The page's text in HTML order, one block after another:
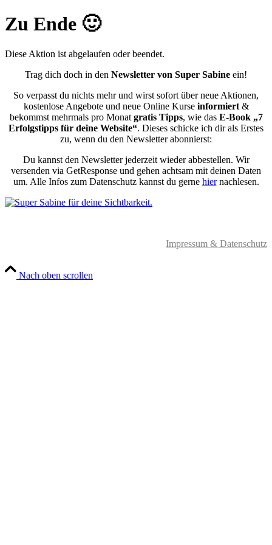
Zu Ende 🙂
Diese Aktion ist abgelaufen oder beendet.
Trag dich doch in den Newsletter von Super Sabine ein!
So verpasst du nichts mehr und wirst sofort über neue Aktionen,
kostenlose Angebote und neue Online Kurse informiert &
bekommst mehrmals pro Monatgratis Tipps, wie dasE-Book „7
Erfolgstipps für deine Website“. Dieses schicke ich dir als Erstes
zu, wenn du den Newsletter abonnierst:
Du kannst den Newsletter jederzeit wieder abbestellen. Wir
versenden via GetResponse und gehen achtsam mit deinen Daten
um. Alle Infos zum Datenschutz kannst du gerne hiernachlesen.
Impressum & Datenschutz
Nach oben scrollen